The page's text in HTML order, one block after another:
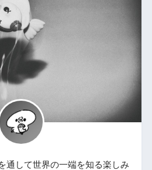
通して世界の一端を知る楽しみ